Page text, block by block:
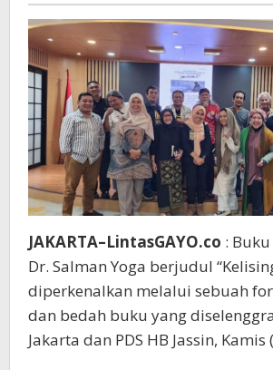
Ingatan,
dan
Kemanusiaan
JAKARTA–LintasGAYO.co :
Dr. Salman Yoga berjudul
diperkenalkan melalui sebuah
dan bedah buku yang
Jakarta dan PDS HB Jassin,